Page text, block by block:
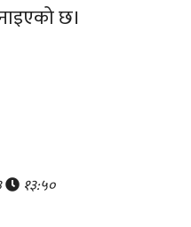
छ।
१३:५०